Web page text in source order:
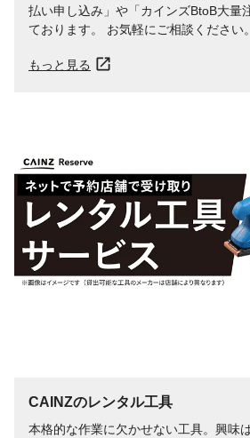
払い申し込み」や「カインズBtoB大量
ております。 お気軽にご相談ください。
もっと見る
CAINZのレンタル工具
本格的な作業に欠かせない工具。興味